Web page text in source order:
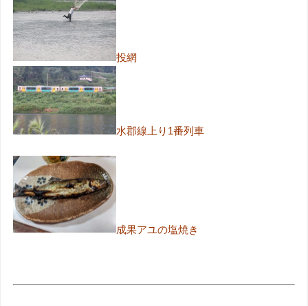
投網
水郡線上り1番列車
成果アユの塩焼き